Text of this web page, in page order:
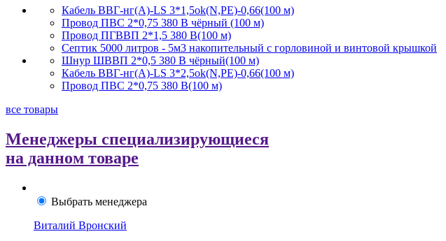
Кабель ВВГ-нг(А)-LS 3*1,5ok(N,PE)-0,66(100 м)
Провод ПВС 2*0,75 380 В чёрный (100 м)
Провод ПГВВП 2*1,5 380 В(100 м)
Септик 5000 литров - 5м3 накопительный с горловиной и винтовой крышкой
Шнур ШВВП 2*0,5 380 В чёрный(100 м)
Кабель ВВГ-нг(А)-LS 3*2,5ok(N,PE)-0,66(100 м)
Провод ПВС 2*0,75 380 В(100 м)
все товары
Менеджеры специализирующиеся
на данном товаре
Выбрать менеджера
Виталий Вронский